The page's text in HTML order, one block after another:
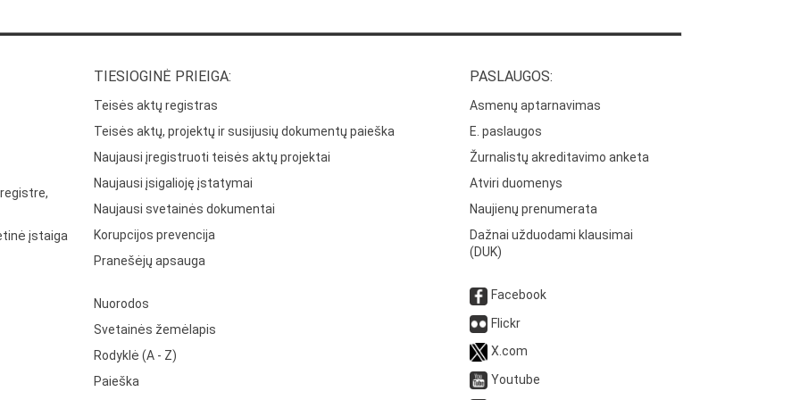
įstaiga
TIESIOGINĖ PRIEIGA:
Teisės aktų registras
Teisės aktų, projektų ir susijusių dokumentų paieška
Naujausi įregistruoti teisės aktų projektai
Naujausi įsigalioję įstatymai
Naujausi svetainės dokumentai
Korupcijos prevencija
Pranešėjų apsauga
Nuorodos
Svetainės žemėlapis
Rodyklė (A - Z)
Paieška
PASLAUGOS:
Asmenų aptarnavimas
E. paslaugos
Žurnalistų akreditavimo anketa
Atviri duomenys
Naujienų prenumerata
Dažnai užduodami klausimai
(DUK)
Facebook
Flickr
X.com
Youtube